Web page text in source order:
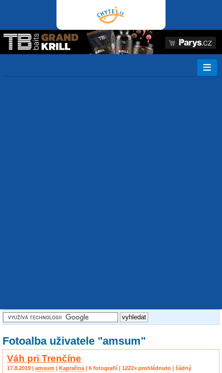
Fotoalba uživatele "amsum"
Váh pri Trenčíne
17.8.2019 | amsum | Kaprařina | 6 fotografií | 1222× prohlédnuto | žádný